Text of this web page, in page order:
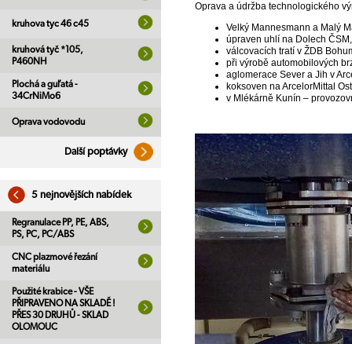
kruhova tyc 46 c45
kruhová tyč *105,
P460NH
Plochá a guľatá -
34CrNiMo6
Oprava vodovodu
Další poptávky
5 nejnovějších nabídek
Regranulace PP, PE, ABS,
PS, PC, PC/ABS
CNC plazmové řezání
materiálu
Použité krabice - VŠE
PŘIPRAVENO NA SKLADĚ !
PŘES 30 DRUHŮ - SKLAD
OLOMOUC
Oprava a údržba technologického
Velký Mannesmann a Malý
úpraven uhlí na Dolech
válcovacích tratí v ŽDB
při výrobě automobilových
aglomerace Sever a Jih v
koksoven na ArcelorMittal
v Mlékárně Kunín –